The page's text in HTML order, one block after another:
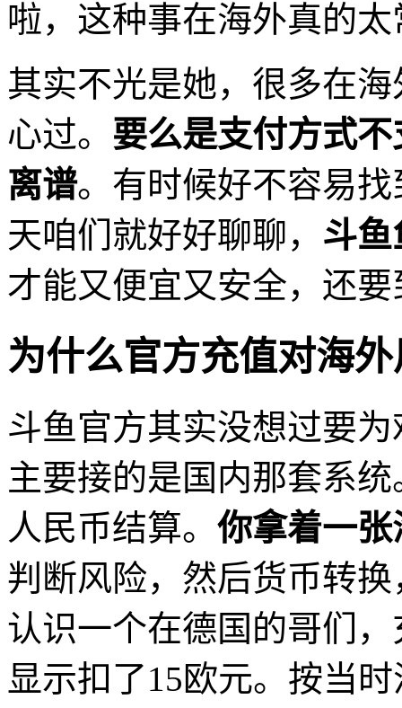
啦，这种事在海外真的
其实不光是她，很多在
心过。 要么是支付方式
离谱。有时候好不容易
天咱们就好好聊聊， 斗
才能又便宜又安全，还
为什么官方充值对海
斗鱼官方其实没想过要
主要接的是国内那套系
人民币结算。 你拿着一
判断风险，然后货币转
认识一个在德国的哥们
显示扣了15欧元。按当